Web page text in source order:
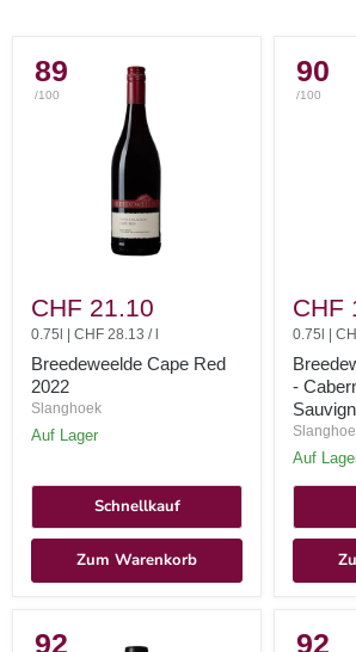
89
/100
Cape
Red
2022
CHF 21.10
0.75l CHF 28.13 /
Breedeweelde Cape Red
2022
Slanghoek
auf Lager
Schnellkauf
Zum Warenkorb
90
/100
Classic
Red
Cabernet
2019
CHF
0.75l
-
auf
92 92